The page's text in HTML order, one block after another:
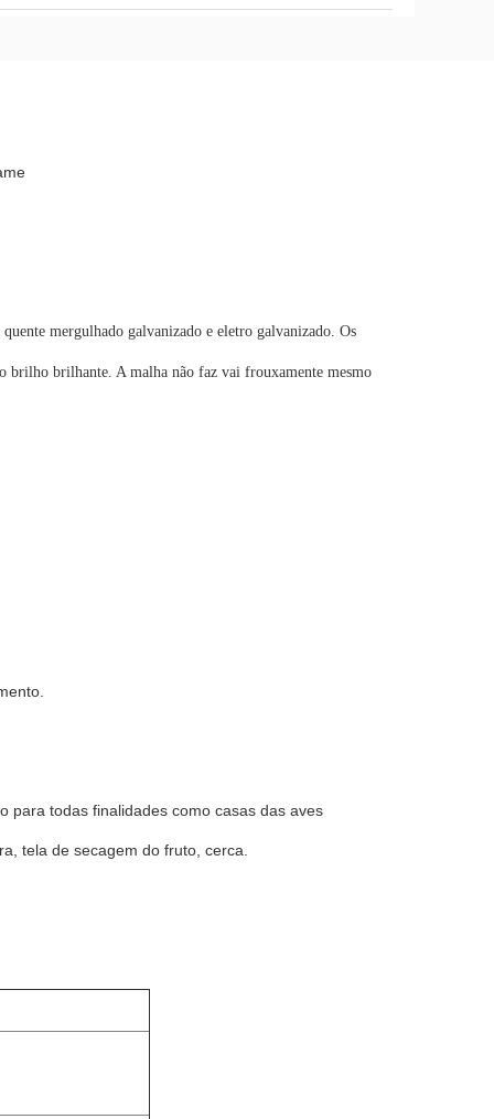
mergulhado galvanizado e eletro galvanizado. Os
brilho brilhante. A malha não faz vai frouxamente mesmo
para todas finalidades como casas das aves
tela de secagem do fruto, cerca.